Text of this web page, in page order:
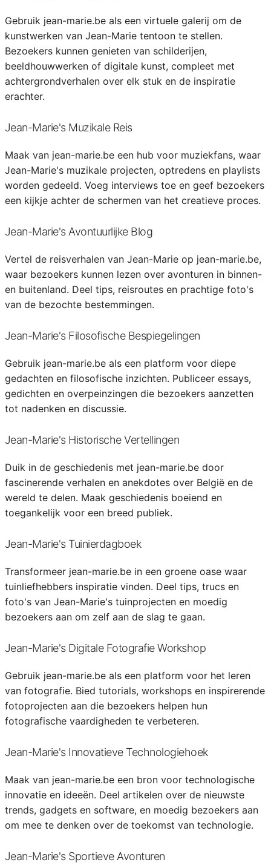
Gebruik jean-marie.be als een virtuele galerij om de
kunstwerken van Jean-Marie tentoon te stellen.
Bezoekers kunnen genieten van schilderijen,
beeldhouwwerken of digitale kunst, compleet met
achtergrondverhalen over elk stuk en de inspiratie
erachter.
Jean-Marie's Muzikale Reis
Maak van jean-marie.be een hub voor muziekfans, waar
Jean-Marie's muzikale projecten, optredens en playlists
worden gedeeld. Voeg interviews toe en geef bezoekers
een kijkje achter de schermen van het creatieve proces.
Jean-Marie's Avontuurlijke Blog
Vertel de reisverhalen van Jean-Marie op jean-marie.be,
waar bezoekers kunnen lezen over avonturen in binnen-
en buitenland. Deel tips, reisroutes en prachtige foto's
van de bezochte bestemmingen.
Jean-Marie's Filosofische Bespiegelingen
Gebruik jean-marie.be als een platform voor diepe
gedachten en filosofische inzichten. Publiceer essays,
gedichten en overpeinzingen die bezoekers aanzetten
tot nadenken en discussie.
Jean-Marie's Historische Vertellingen
Duik in de geschiedenis met jean-marie.be door
fascinerende verhalen en anekdotes over België en de
wereld te delen. Maak geschiedenis boeiend en
toegankelijk voor een breed publiek.
Jean-Marie's Tuinierdagboek
Transformeer jean-marie.be in een groene oase waar
tuinliefhebbers inspiratie vinden. Deel tips, trucs en
foto's van Jean-Marie's tuinprojecten en moedig
bezoekers aan om zelf aan de slag te gaan.
Jean-Marie's Digitale Fotografie Workshop
Gebruik jean-marie.be als een platform voor het leren
van fotografie. Bied tutorials, workshops en inspirerende
fotoprojecten aan die bezoekers helpen hun
fotografische vaardigheden te verbeteren.
Jean-Marie's Innovatieve Technologiehoek
Maak van jean-marie.be een bron voor technologische
innovatie en ideeën. Deel artikelen over de nieuwste
trends, gadgets en software, en moedig bezoekers aan
om mee te denken over de toekomst van technologie.
Jean-Marie's Sportieve Avonturen